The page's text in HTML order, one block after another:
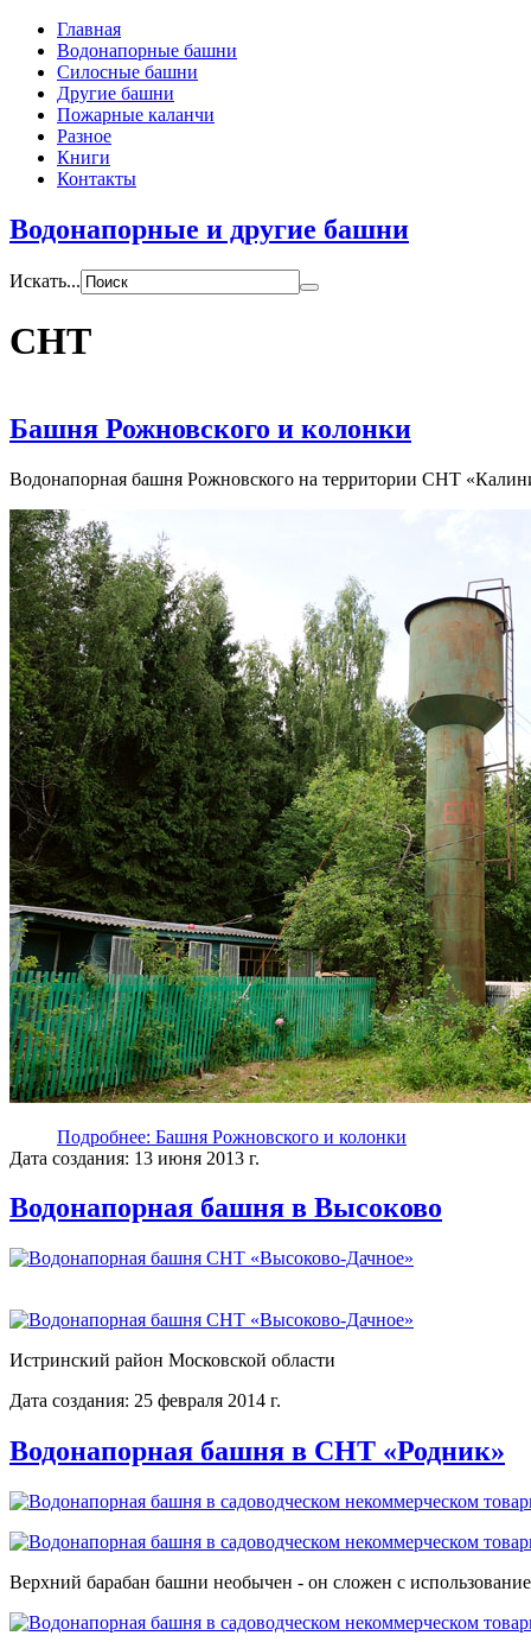
Главная
Водонапорные башни
Силосные башни
Другие башни
Пожарные каланчи
Разное
Книги
Контакты
Водонапорные и другие башни
Искать...
СНТ
Башня Рожновского и колонки
Водонапорная башня Рожновского на территории СНТ
Подробнее: Башня Рожновского и колонки
Дата создания: 13 июня 2013 г.
Водонапорная башня в Высоково
Истринский район Московской области
Дата создания: 25 февраля 2014 г.
Водонапорная башня в СНТ «Родник»
Верхний барабан башни необычен - он сложен с